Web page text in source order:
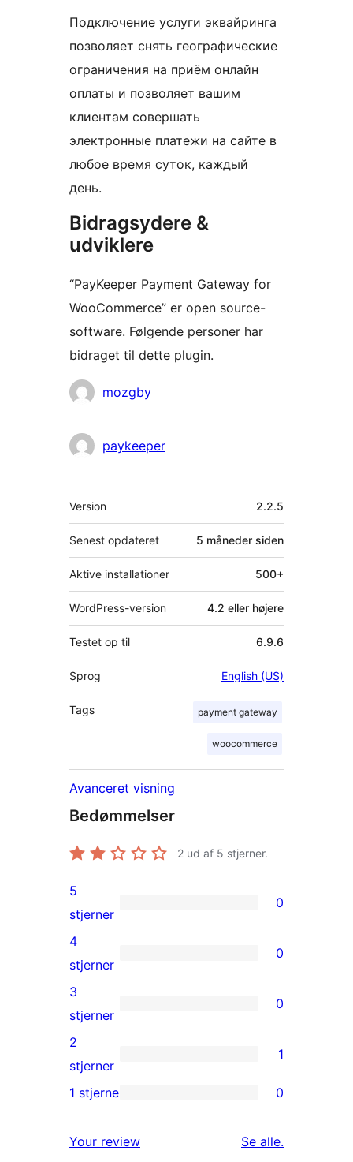
Подключение услуги эквайринга
позволяет снять географические
ограничения на приём онлайн
оплаты и позволяет вашим
клиентам совершать
электронные платежи на сайте в
любое время суток, каждый
день.
Bidragsydere &
udviklere
“PayKeeper Payment Gateway for
WooCommerce” er open source-
software. Følgende personer har
bidraget til dette plugin.
Bidragsydere
mozgby
paykeeper
Meta
Version 2.2.5
Senest opdateret 5 måneder siden
Aktive installationer 500+
WordPress-version 4.2 eller højere
Testet op til 6.9.6
Sprog English (US)
Tags payment gateway
woocommerce
Avanceret visning
Bedømmelser
2 ud af 5 stjerner.
0
5-
stjernet
anmeldelser
5
stjerner
0
0
4-
stjernet
anmeldelser
4
stjerner
0
0
3-
stjernet
anmeldelser
3
stjerner
0
1
2-
anmeldelse
2
stjerner
1
stjernet
1 stjerne 0
Your review Se alleanmeldelser
.